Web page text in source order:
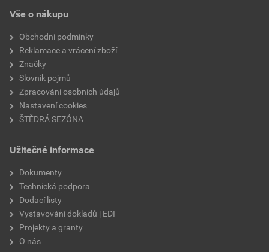
Stáhnout
Velikost
teplota zpracování
hmotnost
typ výrobku
faktor difuzního odporu
materiálová báze
Vše o nákupu
Obchodní podmínky
Reklamace a vrácení zboží
Značky
Slovník pojmů
Zpracování osobních údajů
Nastavení cookies
ŠTĚDRÁ SEZÓNA
Užitečné informace
Dokumenty
Technická podpora
Dodací listy
Vystavování dokladů | EDI
Projekty a granty
O nás